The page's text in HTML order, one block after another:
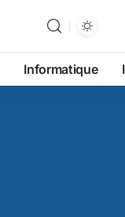
Informatique